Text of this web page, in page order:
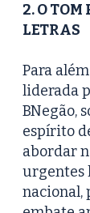
2. O TOM
LETRAS
Para
liderada
BNegão,
espírito
abordar
urgentes
nacional,